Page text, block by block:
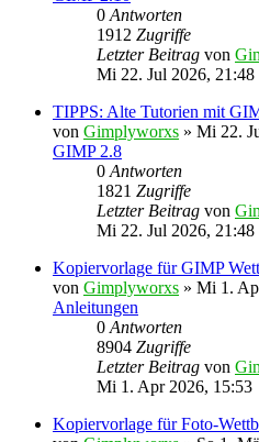
0 Antworten
1912 Zugriffe
Letzter Beitrag von
Mi 22. Jul 2026, 21:48
TIPPS: Alte Tutorien mit
von Gimplyworxs » Mi 22.
GIMP 2.8
0 Antworten
1821 Zugriffe
Letzter Beitrag von
Mi 22. Jul 2026, 21:48
Kopiervorlage für GIMP
von Gimplyworxs » Mi 1.
Anleitungen
0 Antworten
8904 Zugriffe
Letzter Beitrag von
Mi 1. Apr 2026, 15:53
Kopiervorlage für Foto-